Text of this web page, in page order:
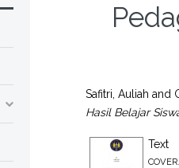
Safitri, Auliah and
Hasil Belajar
Text